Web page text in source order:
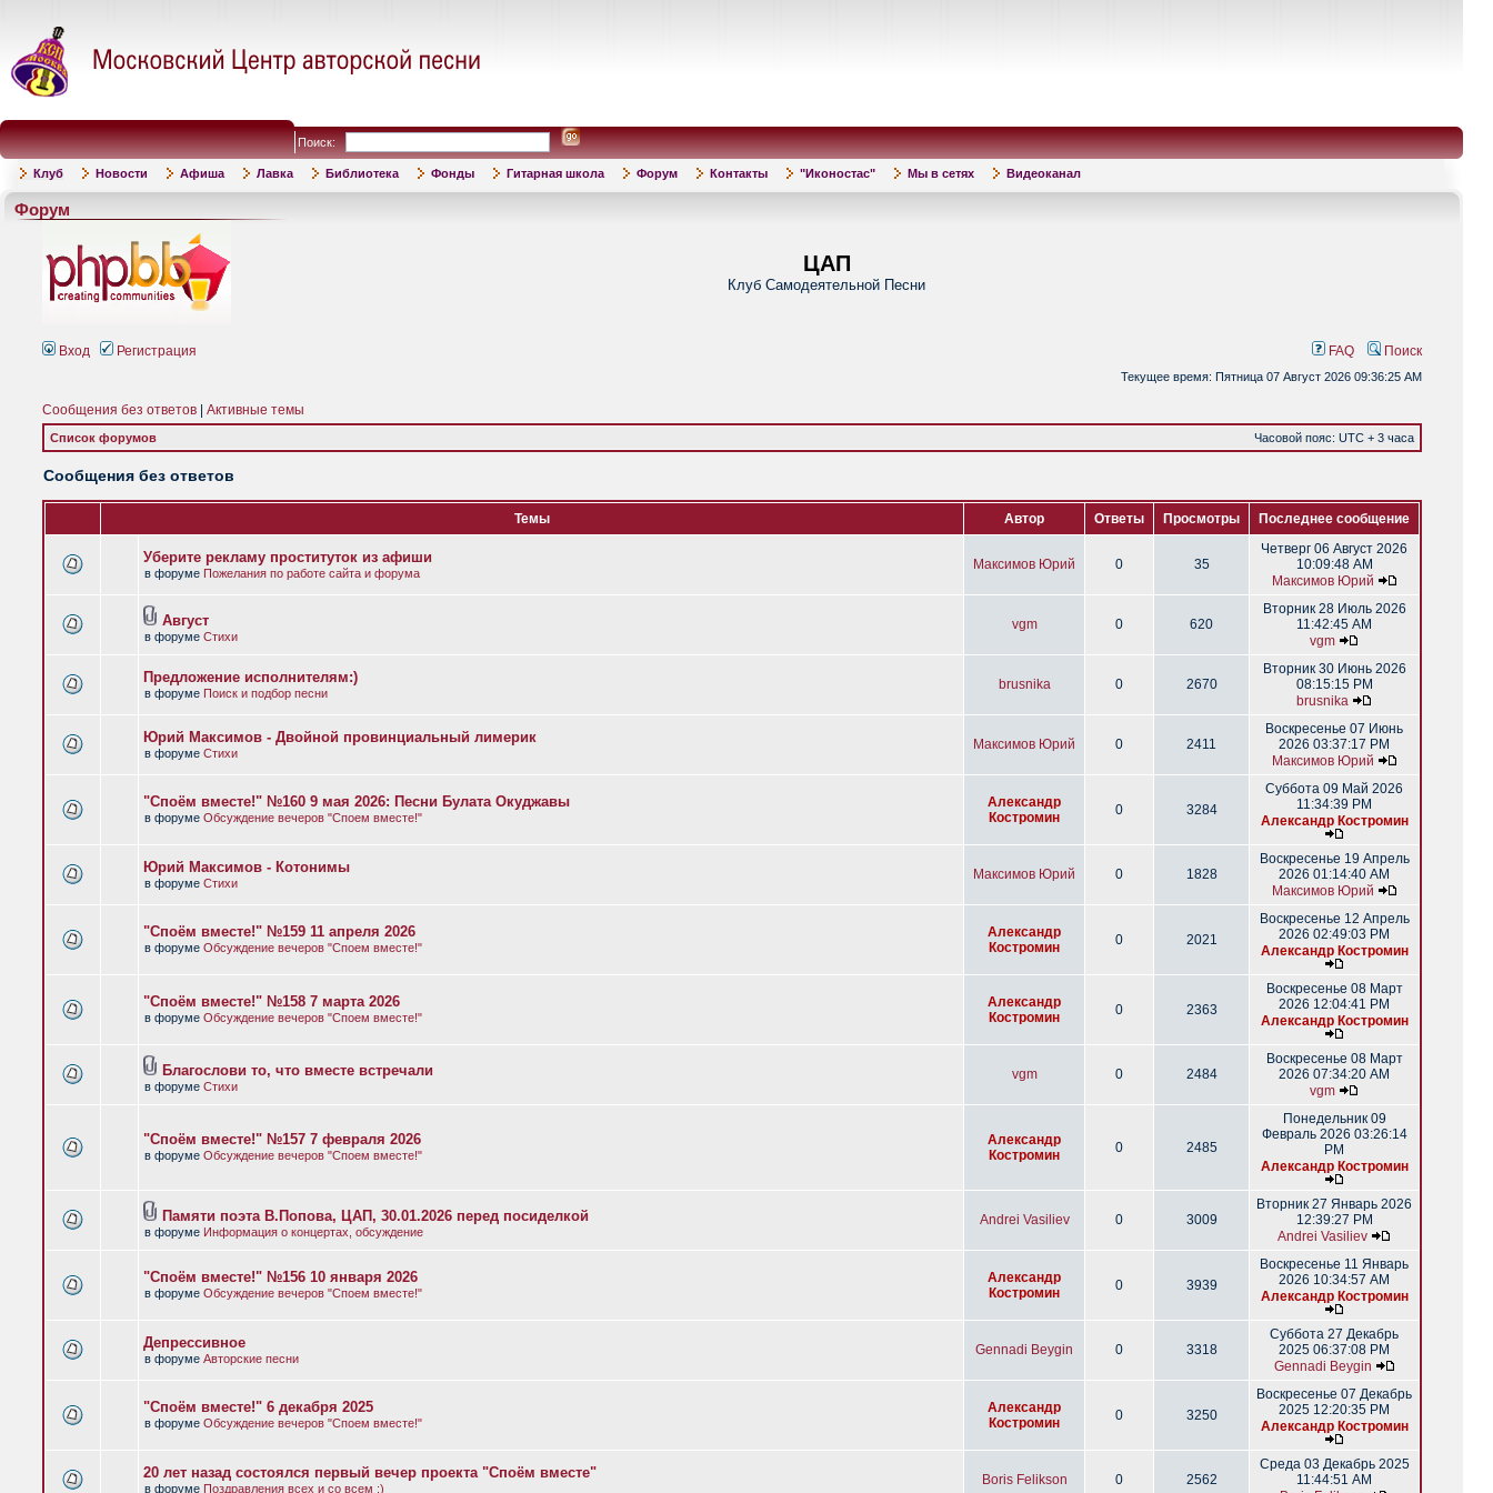
Поиск:
Клуб Новости Афиша Лавка Библиотека Фонды Гитарная школа Форум Контакты "Иконостас" Мы в сетях Видеоканал
Форум
ЦАП
Клуб Самодеятельной Песни
Вход Регистрация FAQ Поиск
Текущее время: Пятница 07 Август 2026 09:36:25 AM
Сообщения без ответов Активные темы
Список форумов Часовой пояс: UTC + 3 часа
Сообщения без ответов
Темы Автор Ответы Просмотры Последнее сообщение
Уберите рекламу проституток из афиши
в форуме Пожелания по работе сайта и форума
Максимов Юрий 0 35
Четверг 06 Август 2026
10:09:48 AM
Максимов Юрий
Август
в форуме Стихи
vgm 0 620
Вторник 28 Июль 2026
11:42:45 AM
vgm
Предложение исполнителям:)
в форуме Поиск и подбор песни
brusnika 0 2670
Вторник 30 Июнь 2026
08:15:15 PM
brusnika
Юрий Максимов - Двойной провинциальный лимерик
в форуме Стихи
Максимов Юрий 0 2411
Воскресенье 07 Июнь
2026 03:37:17 PM
Максимов Юрий
"Споём вместе!" №160 9 мая 2026: Песни Булата Окуджавы
в форуме Обсуждение вечеров "Споем вместе!"
Александр
Костромин
0 3284
Суббота 09 Май 2026
11:34:39 PM
Александр Костромин
Юрий Максимов - Котонимы
в форуме Стихи
Максимов Юрий 0 1828
Воскресенье 19 Апрель
2026 01:14:40 AM
Максимов Юрий
"Споём вместе!" №159 11 апреля 2026
в форуме Обсуждение вечеров "Споем вместе!"
Александр
Костромин
0 2021
Воскресенье 12 Апрель
2026 02:49:03 PM
Александр Костромин
"Споём вместе!" №158 7 марта 2026
в форуме Обсуждение вечеров "Споем вместе!"
Александр
Костромин
0 2363
Воскресенье 08 Март
2026 12:04:41 PM
Александр Костромин
Благослови то, что вместе встречали
в форуме Стихи
vgm 0 2484
Воскресенье 08 Март
2026 07:34:20 AM
vgm
"Споём вместе!" №157 7 февраля 2026
в форуме Обсуждение вечеров "Споем вместе!"
Александр
Костромин
0 2485
Понедельник 09
Февраль 2026 03:26:14
PM
Александр Костромин
Памяти поэта В.Попова, ЦАП, 30.01.2026 перед посиделкой
в форуме Информация о концертах, обсуждение
Andrei Vasiliev 0 3009
Вторник 27 Январь 2026
12:39:27 PM
Andrei Vasiliev
"Споём вместе!" №156 10 января 2026
в форуме Обсуждение вечеров "Споем вместе!"
Александр
Костромин
0 3939
Воскресенье 11 Январь
2026 10:34:57 AM
Александр Костромин
Депрессивное
в форуме Авторские песни
Gennadi Beygin 0 3318
Суббота 27 Декабрь
2025 06:37:08 PM
Gennadi Beygin
"Споём вместе!" 6 декабря 2025
в форуме Обсуждение вечеров "Споем вместе!"
Александр
Костромин
0 3250
Воскресенье 07 Декабрь
2025 12:20:35 PM
Александр Костромин
20 лет назад состоялся первый вечер проекта "Споём вместе"
в форуме Поздравления всех и со всем :)
Boris Felikson 0 2562
Среда 03 Декабрь 2025
11:44:51 AM